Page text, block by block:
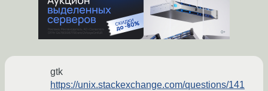
gtk
https://unix.stackexchange.com/questions/141